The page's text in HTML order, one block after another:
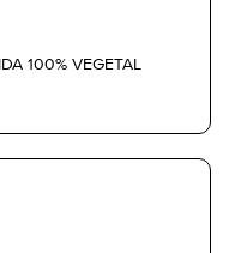
100% VEGETAL